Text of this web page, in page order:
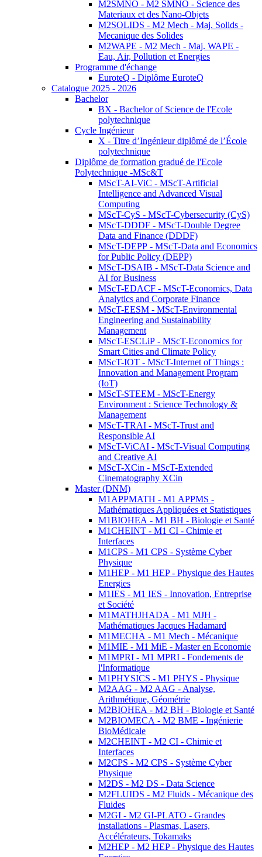
M2SMNO - M2 SMNO - Science des
Materiaux et des Nano-Objets
M2SOLIDS - M2 Mech - Maj. Solids -
Mecanique des Solides
M2WAPE - M2 Mech - Maj. WAPE -
Eau, Air, Pollution et Energies
Programme d'échange
EuroteQ - Diplôme EuroteQ
Catalogue 2025 - 2026
Bachelor
BX - Bachelor of Science de l'Ecole
polytechnique
Cycle Ingénieur
X - Titre d’Ingénieur diplômé de l’École
polytechnique
Diplôme de formation gradué de l'Ecole
Polytechnique -MSc&T
MScT-AI-ViC - MScT-Artificial
Intelligence and Advanced Visual
Computing
MScT-CyS - MScT-Cybersecurity (CyS)
MScT-DDDF - MScT-Double Degree
Data and Finance (DDDF)
MScT-DEPP - MScT-Data and Economics
for Public Policy (DEPP)
MScT-DSAIB - MScT-Data Science and
AI for Business
MScT-EDACF - MScT-Economics, Data
Analytics and Corporate Finance
MScT-EESM - MScT-Environmental
Engineering and Sustainability
Management
MScT-ESCLiP - MScT-Economics for
Smart Cities and Climate Policy
MScT-IOT - MScT-Internet of Things :
Innovation and Management Program
(IoT)
MScT-STEEM - MScT-Energy
Environment : Science Technology &
Management
MScT-TRAI - MScT-Trust and
Responsible AI
MScT-ViCAI - MScT-Visual Computing
and Creative AI
MScT-XCin - MScT-Extended
Cinematography XCin
Master (DNM)
M1APPMATH - M1 APPMS -
Mathématiques Appliquées et Statistiques
M1BIOHEA - M1 BH - Biologie et Santé
M1CHEINT - M1 CI - Chimie et
Interfaces
M1CPS - M1 CPS - Système Cyber
Physique
M1HEP - M1 HEP - Physique des Hautes
Energies
M1IES - M1 IES - Innovation, Entreprise
et Société
M1MATHJHADA - M1 MJH -
Mathématiques Jacques Hadamard
M1MECHA - M1 Mech - Mécanique
M1MIE - M1 MiE - Master en Economie
M1MPRI - M1 MPRI - Fondements de
l'Informatique
M1PHYSICS - M1 PHYS - Physique
M2AAG - M2 AAG - Analyse,
Arithmétique, Géométrie
M2BIOHEA - M2 BH - Biologie et Santé
M2BIOMECA - M2 BME - Ingénierie
BioMédicale
M2CHEINT - M2 CI - Chimie et
Interfaces
M2CPS - M2 CPS - Système Cyber
Physique
M2DS - M2 DS - Data Science
M2FLUIDS - M2 Fluids - Mécanique des
Fluides
M2GI - M2 GI-PLATO - Grandes
installations - Plasmas, Lasers,
Accélérateurs, Tokamaks
M2HEP - M2 HEP - Physique des Hautes